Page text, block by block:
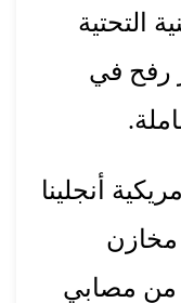
التحتية
رفح في
أنجلينا
من مصابي